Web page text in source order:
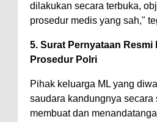
dilakukan secara terbuka,
prosedur medis yang sah,"
5. Surat Pernyataan Resmi
Prosedur Polri
Pihak keluarga ML yang
saudara kandungnya secara
membuat dan